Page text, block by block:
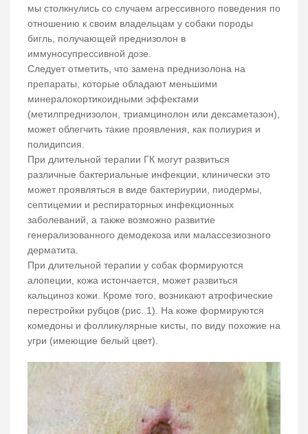
мы столкнулись со случаем агрессивного поведения по
отношению к своим владельцам у собаки породы
бигль, получающей преднизолон в
иммуносупрессивной дозе.
Следует отметить, что замена преднизолона на
препараты, которые обладают меньшими
минералокортикоидными эффектами
(метилпреднизолон, триамцинолон или дексаметазон),
может облегчить такие проявления, как полиурия и
полидипсия.
При длительной терапии ГК могут развиться
различные бактериальные инфекции, клинически это
может проявляться в виде бактериурии, пиодермы,
септицемии и респираторных инфекционных
заболеваний, а также возможно развитие
генерализованного демодекоза или малассезиозного
дерматита.
При длительной терапии у собак формируются
алопеции, кожа истончается, может развиться
кальциноз кожи. Кроме того, возникают атрофические
перестройки рубцов (рис. 1). На коже формируются
комедоны и фолликулярные кисты, по виду похожие на
угри (имеющие белый цвет).